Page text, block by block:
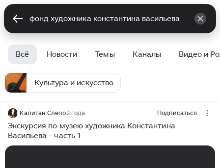
Всё Новости Темы Каналы Видео и
Культура и искусство
Капитан Слепо2 года Подписаться
Экскурсия по музею художника Константина
Васильева - часть 1